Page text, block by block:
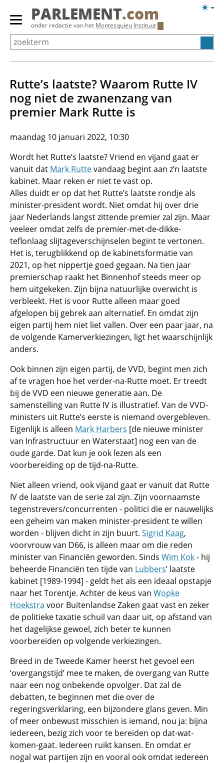
Overslaan
Primair
menu
tonen/verbergen
PARLEMENT.com
onder redactie van het Montesquieu Instituut
Rutte’s laatste? Waarom Rutte IV
nog niet de zwanenzang van
premier Mark Rutte is
maandag 10 januari 2022, 10:30
Wordt het Rutte’s laatste? Vriend en vijand gaat er
vanuit dat Mark Ruttevandaag begint aan z’n laatste
kabinet. Maar reken er niet te vast op.
Alles duidt er op dat het Rutte’s laatste rondje als
minister-president wordt. Niet omdat hij over drie
jaar Nederlands langst zittende premier zal zijn. Maar
veeleer omdat zelfs de premier-met-de-dikke-
teflonlaag slijtageverschijnselen begint te vertonen.
Het is, terugblikkend op de kabinetsformatie van
2021, op het nippertje goed gegaan. Na tien jaar
premierschap raakt het Binnenhof steeds meer op
hem uitgekeken. Zijn bijna natuurlijke overwicht is
verbleekt. Het is voor Rutte alleen maar goed
afgelopen bij gebrek aan alternatief. En omdat zijn
eigen partij hem niet liet vallen. Over een paar jaar, na
de volgende Kamerverkiezingen, ligt het waarschijnlijk
anders.
Ook binnen zijn eigen partij, de VVD, begint men zich
af te vragen hoe het verder-na-Rutte moet. Er treedt
bij de VVD een nieuwe generatie aan. De
samenstelling van Rutte IV is illustratief. Van de VVD-
ministers uit Rutte’s eerste is niemand overgebleven.
Eigenlijk is alleen Mark Harbers [de nieuwe minister
van Infrastructuur en Waterstaat] nog een van de
oude garde. Dat kun je ook lezen als een
voorbereiding op de tijd-na-Rutte.
Niet alleen vriend, ook vijand gaat er vanuit dat Rutte
IV de laatste van de serie zal zijn. Zijn voornaamste
tegenstrevers/concurrenten - politici die er nauwelijks
een geheim van maken minister-president te willen
worden - blijven dicht in zijn buurt. Sigrid Kaag,
voorvrouw van D66, is alleen maar om die reden
minister van Financiën geworden. Sinds Wim Kok- hij
beheerde Financiën ten tijde van Lubbers’ laatste
kabinet [1989-1994] - geldt het als een ideaal opstapje
naar het Torentje. Achter de keus van Wopke
Hoekstra voor Buitenlandse Zaken gaat vast en zeker
de politieke taxatie schuil van daar uit, op afstand van
het dagelijkse gewoel, zich beter te kunnen
voorbereiden op volgende verkiezingen.
Breed in de Tweede Kamer heerst het gevoel een
‘overgangstijd’ mee te maken, de overgang van Rutte
naar een nog onbekende opvolger. Dat zal de
debatten, te beginnen met die over de
regeringsverklaring, een bijzondere glans geven. Min
of meer onbewust misschien is iemand, nou ja: bijna
iedereen, bezig zich voor te bereiden op dat-wat-
komen-gaat. Iedereen ruikt kansen. En omdat er
nogal wat partijen zijn en vooral ook omdat iedereen